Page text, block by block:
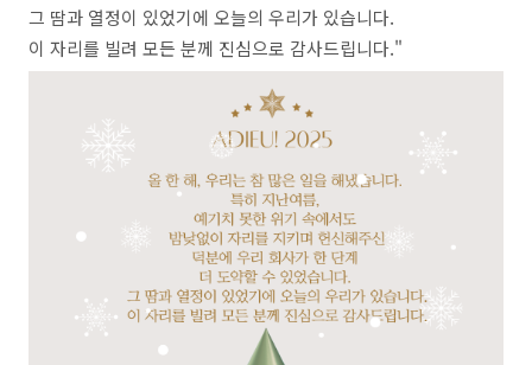
그 땀과 열정이 있었기에 오늘의 우리가 있습니다.
이 자리를 빌려 모든 분께 진심으로 감사드립니다."